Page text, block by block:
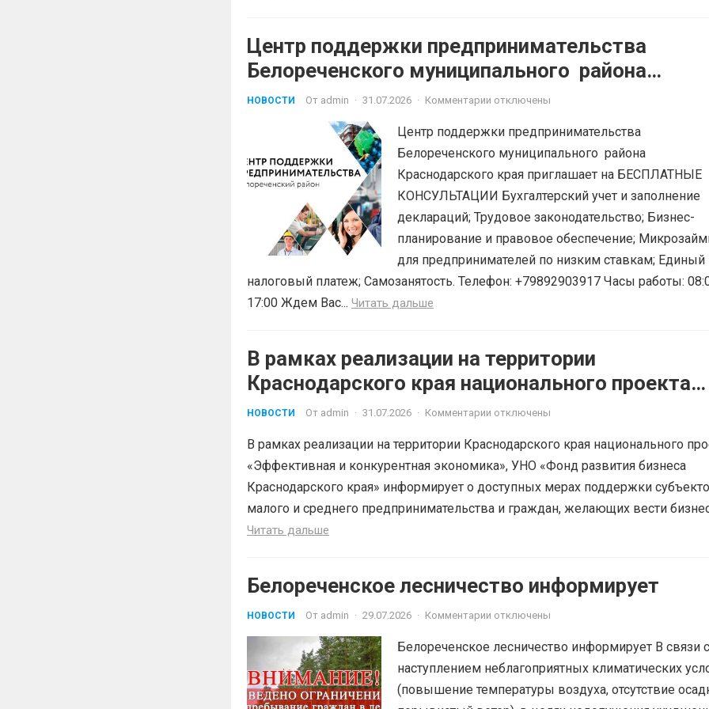
Центр поддержки предпринимательства
Белореченского муниципального района
Краснодарского края приглашает на
БЕСПЛАТНЫЕ КОНСУЛЬТАЦИИ
НОВОСТИ От admin · 31.07.2026 · Комментарии отключены
Центр поддержки предпринимательства
Белореченского муниципального района
Краснодарского края приглашает на БЕСПЛАТНЫЕ
КОНСУЛЬТАЦИИ Бухгалтерский учет и заполнение
деклараций; Трудовое законодательство; Бизнес-
планирование и правовое обеспечение;
для предпринимателей по низким ставкам; Единый
налоговый платеж; Самозанятость. Телефон: +79892903917 Часы работы:
17:00 Ждем Вас... Читать дальше
В рамках реализации на территории
Краснодарского края национального проекта
«Эффективная и конкурентная экономика»
НОВОСТИ От admin · 31.07.2026 · Комментарии отключены
В рамках реализации на территории Краснодарского края национального
«Эффективная и конкурентная экономика», УНО «Фонд развития бизнеса
Краснодарского края» информирует о доступных мерах поддержки
малого и среднего предпринимательства и граждан, желающих вести
Читать дальше
Белореченское лесничество информирует
НОВОСТИ От admin · 29.07.2026 · Комментарии отключены
Белореченское лесничество информирует В связи с
наступлением неблагоприятных климатических
(повышение температуры воздуха, отсутствие